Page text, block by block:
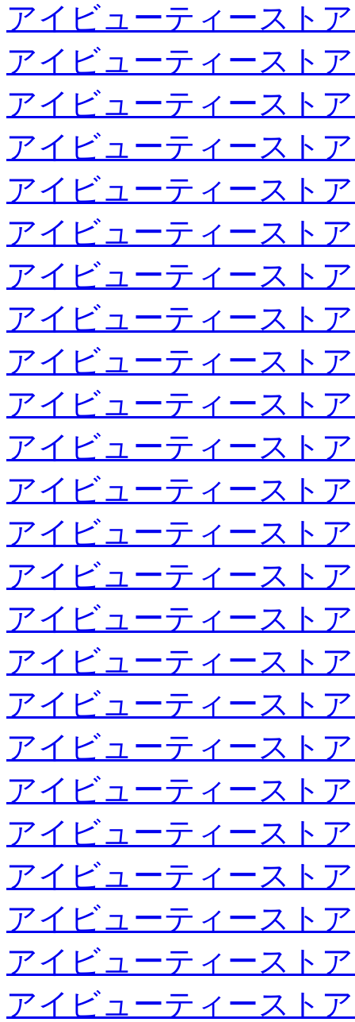
アイビューティースト
アイビューティースト
アイビューティースト
アイビューティースト
アイビューティースト
アイビューティースト
アイビューティースト
アイビューティースト
アイビューティースト
アイビューティースト
アイビューティースト
アイビューティースト
アイビューティースト
アイビューティースト
アイビューティースト
アイビューティースト
アイビューティースト
アイビューティースト
アイビューティースト
アイビューティースト
アイビューティースト
アイビューティースト
アイビューティースト
アイビューティースト